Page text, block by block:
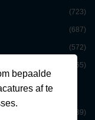
(723)
(687)
(572)
(365)
(39)
bepaalde
af te